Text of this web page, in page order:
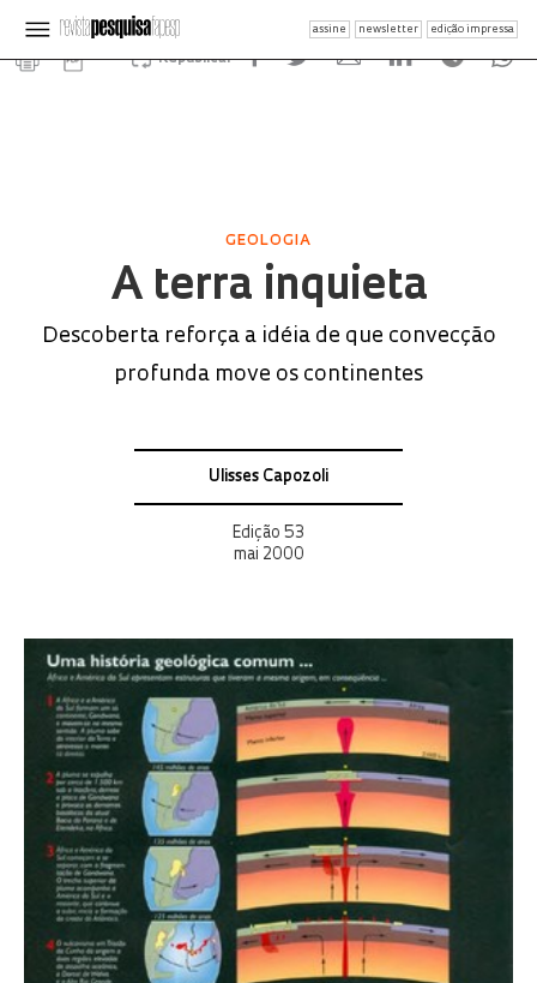
assine newsletter edição impressa
Republicar
GEOLOGIA
A terra inquieta
Descoberta reforça a idéia de que convecção
profunda move os continentes
Ulisses Capozoli
Edição 53
mai 2000